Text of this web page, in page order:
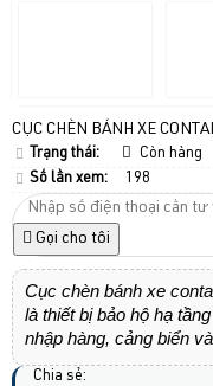
CỤC CHÈN BÁNH XE
Trạng thái:
Còn hàng
Số lần xem:
198
Gọi cho tôi
Cục chèn bánh xe
là thiết bị bảo hộ hạ
nhập hàng, cảng biển
Chia sẻ: